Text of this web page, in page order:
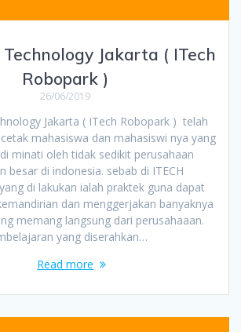
Jakarta ( ITech
Robopark )
26/06/2019
Jakarta ( ITech Robopark ) telah
mahasiswa dan mahasiswi nya yang
minati oleh tidak sedikit perusahaan
besar di indonesia. sebab di ITECH
di lakukan ialah praktek guna dapat
dan menggerjakan banyaknya
memang langsung dari perusahaaan.
yang diserahkan…
Read more